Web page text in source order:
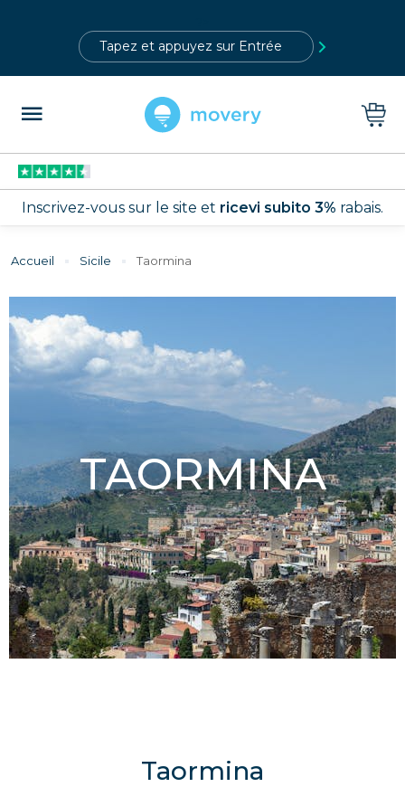
Inscrivez-vous sur le site et ricevi subito 3% rabais.
Accueil sicile taormina
TAORMINA
Taormina